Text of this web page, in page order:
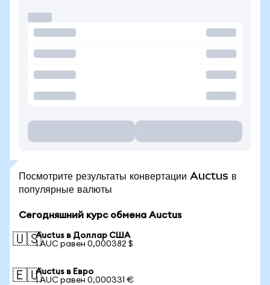
Посмотрите результаты конвертации Auctus в
популярные валюты
Сегодняшний курс обмена Auctus
🇺🇸Auctus в Доллар США
1 AUC равен 0,000382 $
🇪🇺Auctus в Евро
1 AUC равен 0,000331 €